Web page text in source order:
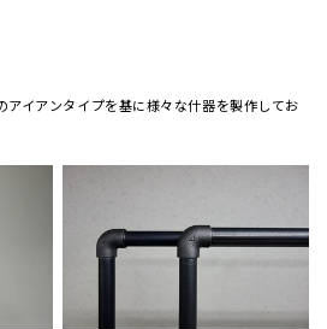
アイアンタイプを基に様々な什器を製作してお